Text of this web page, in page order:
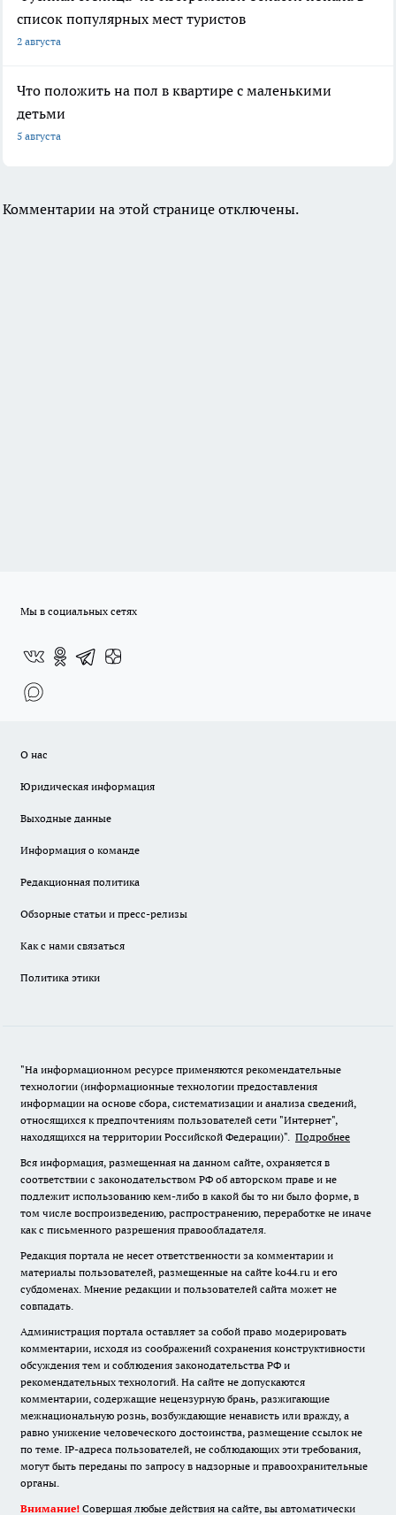
список популярных мест туристов
2 августа
Что положить на пол в квартире с маленькими
детьми
5 августа
Комментарии на этой странице отключены.
Мы в социальных сетях
О нас
Юридическая информация
Выходные данные
Информация о команде
Редакционная политика
Обзорные статьи и пресс-релизы
Как с нами связаться
Политика этики
"На информационном ресурсе применяются рекомендательные
технологии (информационные технологии предоставления
информации на основе сбора, систематизации и анализа сведений,
относящихся к предпочтениям пользователей сети "Интернет",
находящихся на территории Российской Федерации)". Подробнее
Вся информация, размещенная на данном сайте, охраняется в
соответствии с законодательством РФ об авторском праве и не
подлежит использованию кем-либо в какой бы то ни было форме, в
том числе воспроизведению, распространению, переработке не иначе
как с письменного разрешения правообладателя.
Редакция портала не несет ответственности за комментарии и
материалы пользователей, размещенные на сайте ko44.ru и его
субдоменах. Мнение редакции и пользователей сайта может не
совпадать.
Администрация портала оставляет за собой право модерировать
комментарии, исходя из соображений сохранения конструктивности
обсуждения тем и соблюдения законодательства РФ и
рекомендательных технологий. На сайте не допускаются
комментарии, содержащие нецензурную брань, разжигающие
межнациональную рознь, возбуждающие ненависть или вражду, а
равно унижение человеческого достоинства, размещение ссылок не
по теме. IP-адреса пользователей, не соблюдающих эти требования,
могут быть переданы по запросу в надзорные и правоохранительные
органы.
Внимание! Совершая любые действия на сайте, вы автоматически